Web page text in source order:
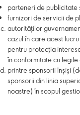
parteneri de publicitate
furnizori de servicii de
autorităților
cazul în care acest
pentru protecția
în conformitate cu
printre sponsorii înșiși
sponsorii din linia
noastre) în scopul